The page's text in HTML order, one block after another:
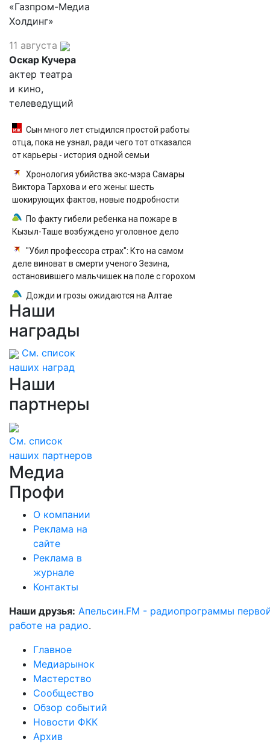
«Газпром-Медиа
Холдинг»
11 августа
Оскар Кучера
актер театра
и кино,
телеведущий
Сын много лет стыдился простой работы
отца, пока не узнал, ради чего тот отказался
от карьеры - история одной семьи
Хронология убийства экс-мэра Самары
Виктора Тархова и его жены: шесть
шокирующих фактов, новые подробности
По факту гибели ребенка на пожаре в
Кызыл-Таше возбуждено уголовное дело
"Убил профессора страх": Кто на самом
деле виноват в смерти ученого Зезина,
остановившего мальчишек на поле с горохом
Дожди и грозы ожидаются на Алтае
Наши
награды
См. список
наших наград
Наши
партнеры
См. список
наших партнеров
Медиа
Профи
О компании
Реклама на
сайте
Реклама в
журнале
Контакты
Наши друзья: Апельсин.FM - радиопрограммы
работе на радио.
Главное
Медиарынок
Мастерство
Сообщество
Обзор событий
Новости ФКК
Архив